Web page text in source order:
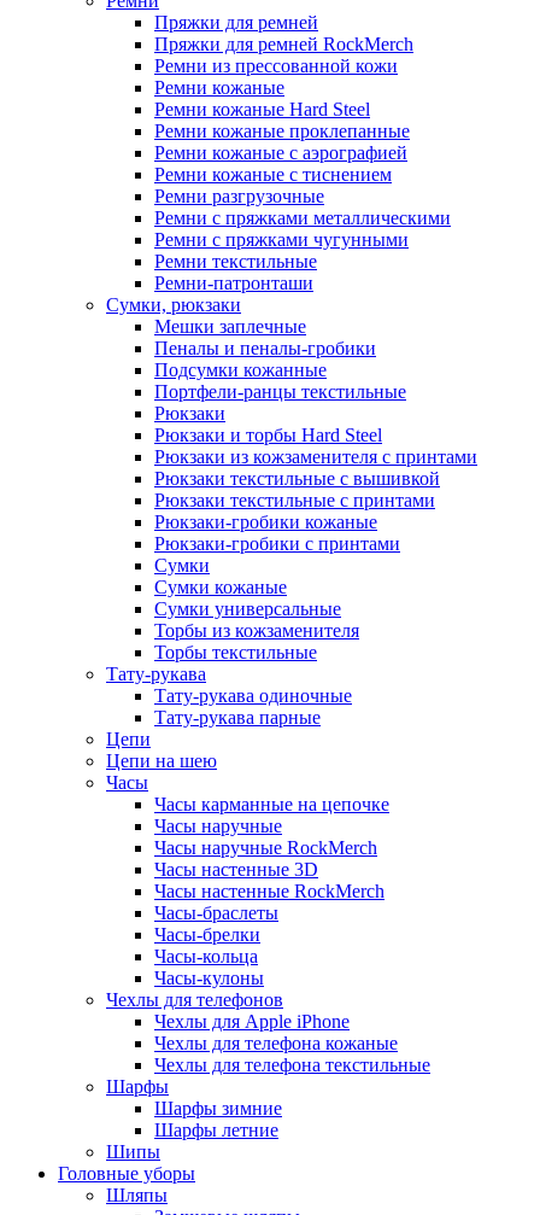
Пряжки для ремней
Пряжки для ремней RockMerch
Ремни из прессованной кожи
Ремни кожаные
Ремни кожаные Hard Steel
Ремни кожаные проклепанные
Ремни кожаные с аэрографией
Ремни кожаные с тиснением
Ремни разгрузочные
Ремни с пряжками металлическими
Ремни с пряжками чугунными
Ремни текстильные
Ремни-патронташи
Сумки, рюкзаки
Мешки заплечные
Пеналы и пеналы-гробики
Подсумки кожанные
Портфели-ранцы текстильные
Рюкзаки
Рюкзаки и торбы Hard Steel
Рюкзаки из кожзаменителя с принтами
Рюкзаки текстильные с вышивкой
Рюкзаки текстильные с принтами
Рюкзаки-гробики кожаные
Рюкзаки-гробики с принтами
Сумки
Сумки кожаные
Сумки универсальные
Торбы из кожзаменителя
Торбы текстильные
Тату-рукава
Тату-рукава одиночные
Тату-рукава парные
Цепи
Цепи на шею
Часы
Часы карманные на цепочке
Часы наручные
Часы наручные RockMerch
Часы настенные 3D
Часы настенные RockMerch
Часы-браслеты
Часы-брелки
Часы-кольца
Часы-кулоны
Чехлы для телефонов
Чехлы для Apple iPhone
Чехлы для телефона кожаные
Чехлы для телефона текстильные
Шарфы
Шарфы зимние
Шарфы летние
Шипы
Головные уборы
Шляпы